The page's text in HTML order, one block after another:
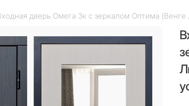
дверь Омега 3к с зеркалом Оптима